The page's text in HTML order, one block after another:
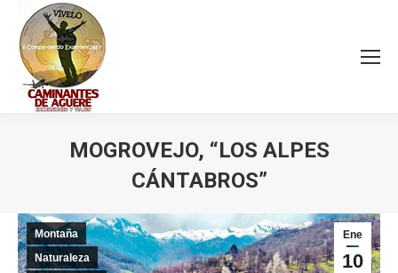
MOGROVEJO, “LOS ALPES
CÁNTABROS”
Ene
10
Montaña
Naturaleza